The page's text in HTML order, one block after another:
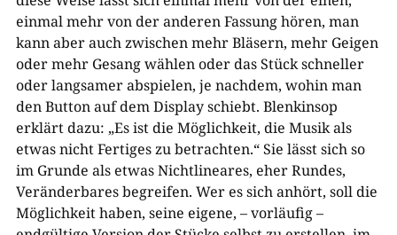
einmal mehr von der anderen Fassung hören, man
kann aber auch zwischen mehr Bläsern, mehr Geigen
oder mehr Gesang wählen oder das Stück schneller
oder langsamer abspielen, je nachdem, wohin man
den Button auf dem Display schiebt. Blenkinsop
erklärt dazu: „Es ist die Möglichkeit, die Musik als
etwas nicht Fertiges zu betrachten.“ Sie lässt sich so
im Grunde als etwas Nichtlineares, eher Rundes,
Veränderbares begreifen. Wer es sich anhört, soll die
Möglichkeit haben, seine eigene, – vorläufig –